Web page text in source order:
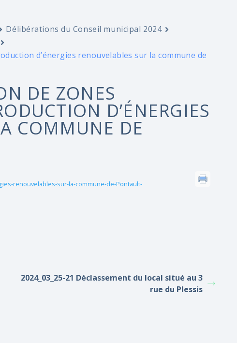
Délibérations du Conseil municipal 2024
d’énergies renouvelables sur la commune de
DE ZONES
D’ÉNERGIES
COMMUNE DE
renouvelables-sur-la-commune-de-Pontault-
2024_03_25-21 Déclassement du local situé au 3
rue du Plessis